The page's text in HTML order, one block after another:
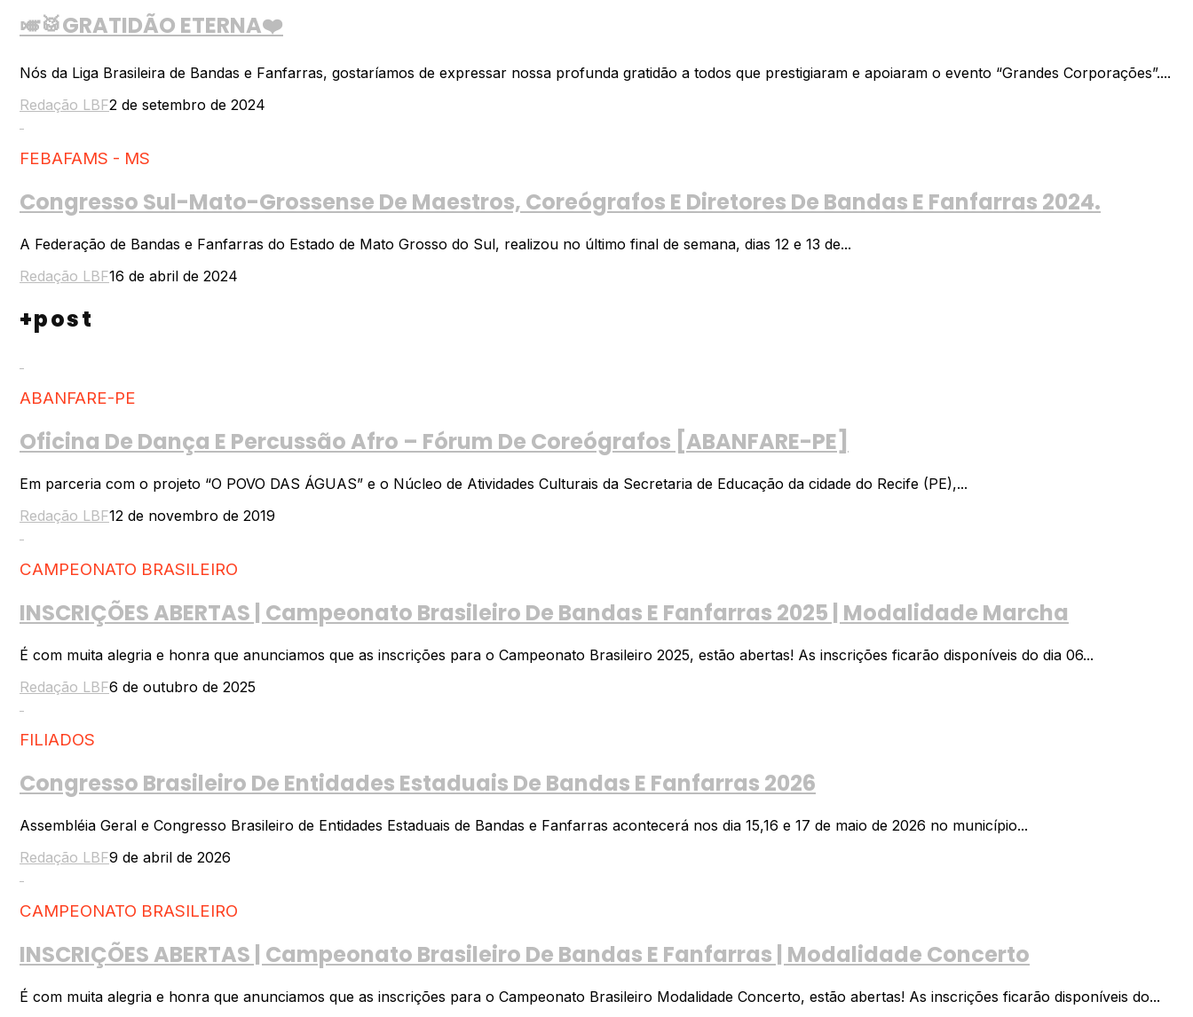
🎺🥁GRATIDÃO ETERNA❤️
Nós da Liga Brasileira de Bandas e Fanfarras, gostaríamos de expressar nossa profunda gratidão a todos que prestigiaram e apoiaram o evento “Grandes Corporações”....
Redação LBF2 de setembro de 2024
FEBAFAMS - MS
Congresso Sul-Mato-Grossense De Maestros, Coreógrafos E Diretores De Bandas E Fanfarras 2024.
A Federação de Bandas e Fanfarras do Estado de Mato Grosso do Sul, realizou no último final de semana, dias 12 e 13 de...
Redação LBF16 de abril de 2024
+post
ABANFARE-PE
Oficina De Dança E Percussão Afro – Fórum De Coreógrafos [ABANFARE-PE]
Em parceria com o projeto “O POVO DAS ÁGUAS” e o Núcleo de Atividades Culturais da Secretaria de Educação da cidade do Recife (PE),...
Redação LBF12 de novembro de 2019
CAMPEONATO BRASILEIRO
INSCRIÇÕES ABERTAS | Campeonato Brasileiro De Bandas E Fanfarras 2025 | Modalidade Marcha
É com muita alegria e honra que anunciamos que as inscrições para o Campeonato Brasileiro 2025, estão abertas! As inscrições ficarão disponíveis do dia 06...
Redação LBF6 de outubro de 2025
FILIADOS
Congresso Brasileiro De Entidades Estaduais De Bandas E Fanfarras 2026
Assembléia Geral e Congresso Brasileiro de Entidades Estaduais de Bandas e Fanfarras acontecerá nos dia 15,16 e 17 de maio de 2026 no município...
Redação LBF9 de abril de 2026
CAMPEONATO BRASILEIRO
INSCRIÇÕES ABERTAS | Campeonato Brasileiro De Bandas E Fanfarras | Modalidade Concerto
É com muita alegria e honra que anunciamos que as inscrições para o Campeonato Brasileiro Modalidade Concerto, estão abertas! As inscrições ficarão disponíveis do...